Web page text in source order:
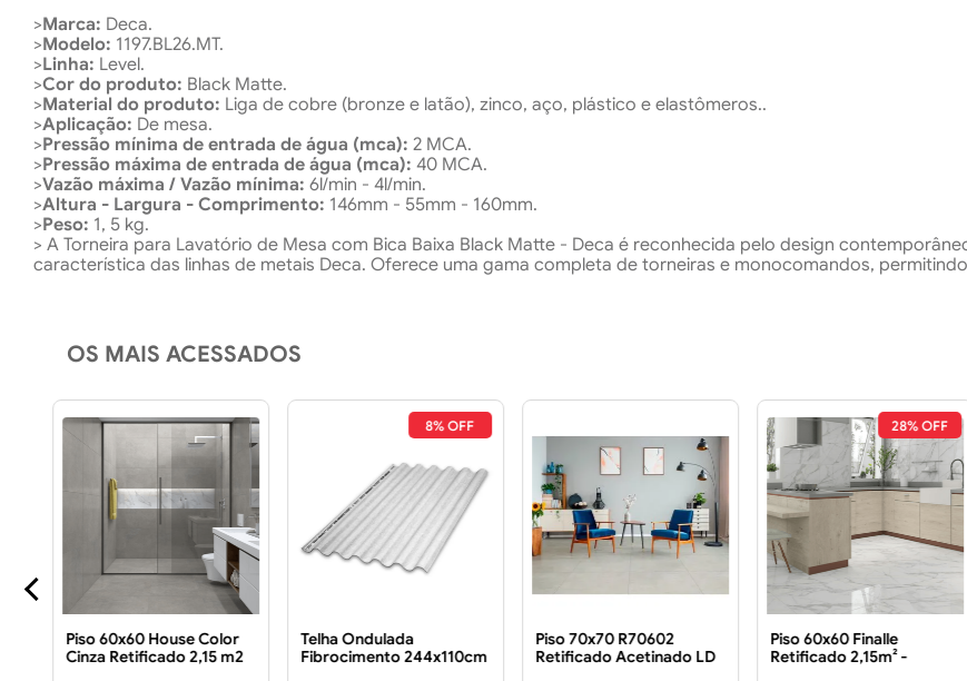
>Marca: Deca.
>Modelo: 1197.BL26.MT.
>Linha: Level.
>Cor do produto: Black Matte.
>Material do produto: Liga de cobre (bronze e latão), zinco, aço, plástico e elastômeros..
>Aplicação: De mesa.
>Pressão mínima de entrada de água (mca): 2 MCA.
>Pressão máxima de entrada de água (mca): 40 MCA.
>Vazão máxima / Vazão mínima: 6l/min - 4l/min.
>Altura - Largura - Comprimento: 146mm - 55mm - 160mm.
>Peso: 1, 5 kg.
> A Torneira para Lavatório de Mesa com Bica Baixa Black Matte - Deca é reconhecida pelo design
característica das linhas de metais Deca. Oferece uma gama completa de torneiras e monocomandos,
OS MAIS ACESSADOS
Piso 60x60 House Color
Cinza Retificado 2,15 m2
8% OFF
Telha Ondulada
Fibrocimento 244x110cm
Piso 70x70 R70602
Retificado Acetinado LD
28% OFF
Piso 60x60 Finalle
Retificado 2,15m² -